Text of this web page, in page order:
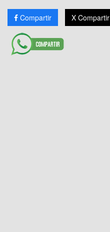
Compartir X Compartir